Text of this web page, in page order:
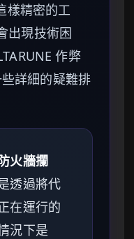
樣精密的工
出現技術困
作弊
詳細的疑難排
火牆攔
透過將代
在運行的
況下是